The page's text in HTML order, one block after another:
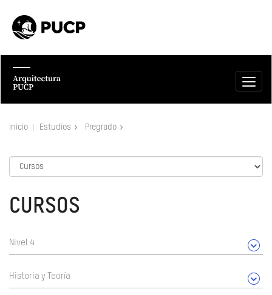
Inicio Estudios Pregrado
CURSOS
Nivel 4
Historia y Teoría